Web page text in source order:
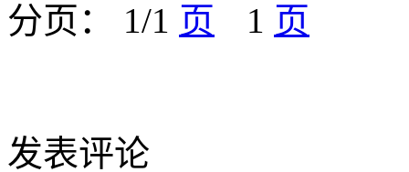
分页： 1/1 1
发表评论